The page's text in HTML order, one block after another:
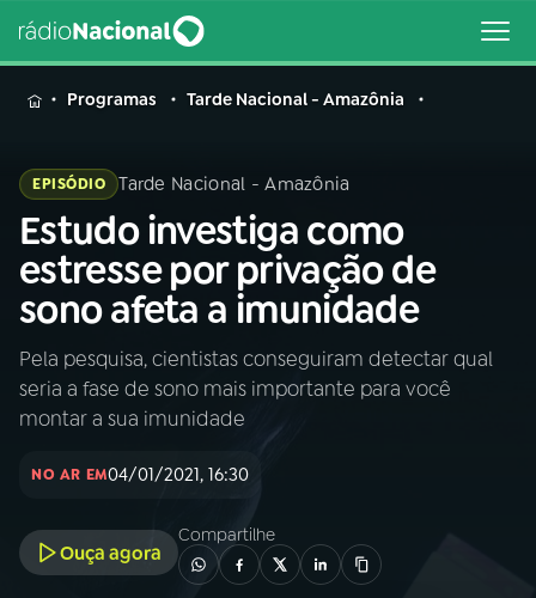
MENU
Buscar
na
Rádio
Nacional
Buscar
AO VIVO
Programas Tarde Nacional - Amazônia
EPISÓDIO Tarde Nacional - Amazônia
Estudo investiga como
estresse por privação de
sono afeta a imunidade
Pela pesquisa, cientistas conseguiram detectar qual
seria a fase de sono mais importante para você
montar a sua imunidade
NO AR EM04/01/2021, 16:30
Ouça agora
Compartilhe